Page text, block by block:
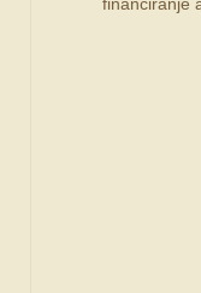
NAŠA BAŠTINA